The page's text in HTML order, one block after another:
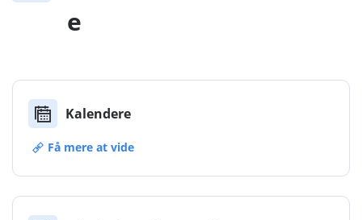
e
Kalendere
Få mere at vide